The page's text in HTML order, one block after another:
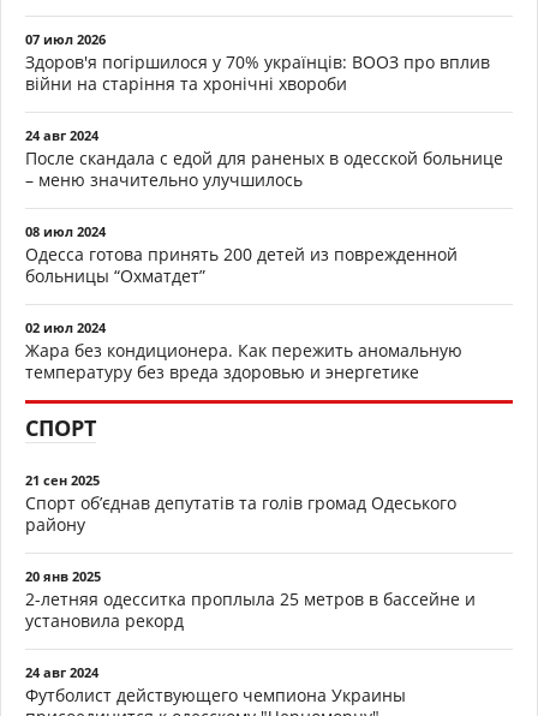
07 июл 2026
Здоров'я погіршилося у 70% українців: ВООЗ про вплив
війни на старіння та хронічні хвороби
24 авг 2024
После скандала с едой для раненых в одесской больнице
– меню значительно улучшилось
08 июл 2024
Одесса готова принять 200 детей из поврежденной
больницы “Охматдет”
02 июл 2024
Жара без кондиционера. Как пережить аномальную
температуру без вреда здоровью и энергетике
СПОРТ
21 сен 2025
Спорт об’єднав депутатів та голів громад Одеського
району
20 янв 2025
2-летняя одесситка проплыла 25 метров в бассейне и
установила рекорд
24 авг 2024
Футболист действующего чемпиона Украины